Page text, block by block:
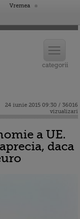
Vremea
24 iunie 2015 09:30 / 36016
vizualizari
a UE.
daca